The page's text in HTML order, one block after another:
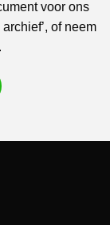
voor ons
of neem